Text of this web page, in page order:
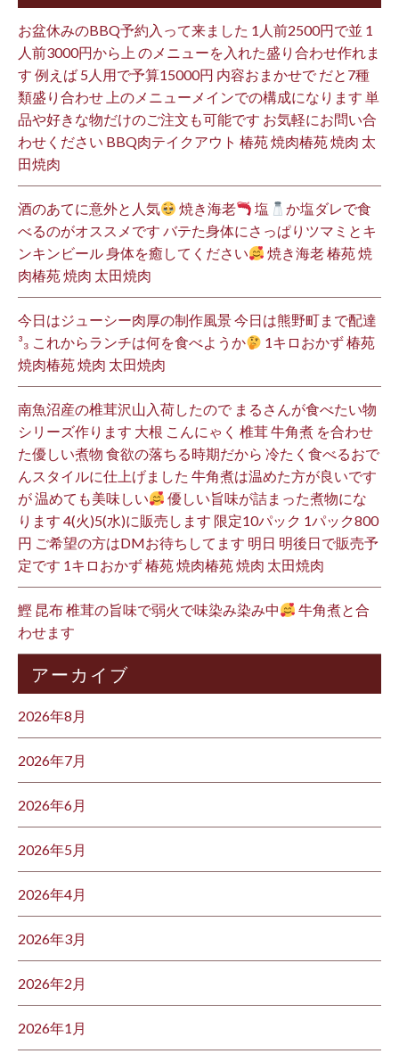
お盆休みのBBQ予約入って来ました 1人前2500円で並 1
人前3000円から上 のメニューを入れた盛り合わせ作れま
す 例えば 5人用で予算15000円 内容おまかせで だと7種
類盛り合わせ 上のメニューメインでの構成になります 単
品や好きな物だけのご注文も可能です お気軽にお問い合
わせください BBQ肉テイクアウト 椿苑 焼肉椿苑 焼肉 太
田焼肉
酒のあてに意外と人気 焼き海老 塩
か塩ダレで食
べるのがオススメです バテた身体にさっぱりツマミとキ
ンキンビール 身体を癒してください
焼き海老 椿苑 焼
肉椿苑 焼肉 太田焼肉
今日はジューシー肉厚の制作風景 今日は熊野町まで配達
³₃ これからランチは何を食べようか
1キロおかず 椿苑
焼肉椿苑 焼肉 太田焼肉
南魚沼産の椎茸沢山入荷したので まるさんが食べたい物
シリーズ作ります 大根 こんにゃく 椎茸 牛角煮 を合わせ
た優しい煮物 食欲の落ちる時期だから 冷たく食べるおで
んスタイルに仕上げました 牛角煮は温めた方が良いです
が 温めても美味しい
優しい旨味が詰まった煮物にな
ります 4(火)5(水)に販売します 限定10パック 1パック800
円 ご希望の方はDMお待ちしてます 明日 明後日で販売予
定です 1キロおかず 椿苑 焼肉椿苑 焼肉 太田焼肉
鰹 昆布 椎茸の旨味で弱火で味染み染み中
牛角煮と合
わせます
アーカイブ
2026年8月
2026年7月
2026年6月
2026年5月
2026年4月
2026年3月
2026年2月
2026年1月